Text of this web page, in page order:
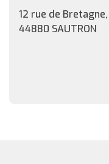
12 rue de Bretagne,
44880 SAUTRON